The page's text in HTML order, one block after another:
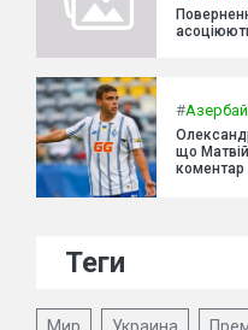
#
що
коментар
Теги